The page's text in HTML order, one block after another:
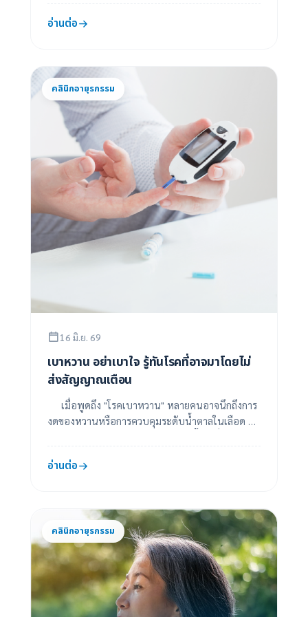
อ่านต่อ
คลินิกอายุรกรรม
16 มิ.ย. 69
เบาหวาน อย่าเบาใจ รู้ทันโรคที่อาจมาโดยไม่
ส่งสัญญาณเตือน
เมื่อพูดถึง "โรคเบาหวาน" หลายคนอาจนึกถึงการ
งดของหวานหรือการควบคุมระดับน้ำตาลในเลือด แต่
อ่านต่อ
คลินิกอายุรกรรม